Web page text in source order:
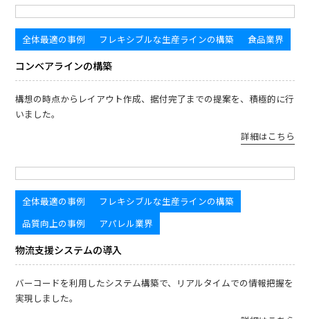
全体最適の事例 フレキシブルな生産ラインの構築 食品業界
コンベアラインの構築
構想の時点からレイアウト作成、据付完了までの提案を、積極的に行
いました。
詳細はこちら
全体最適の事例
フレキシブルな生産ラインの構築
品質向上の事例
アパレル業界
物流支援システムの導入
バーコードを利用したシステム構築で、リアルタイムでの情報把握を
実現しました。